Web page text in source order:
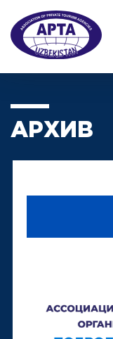
АРХИВ